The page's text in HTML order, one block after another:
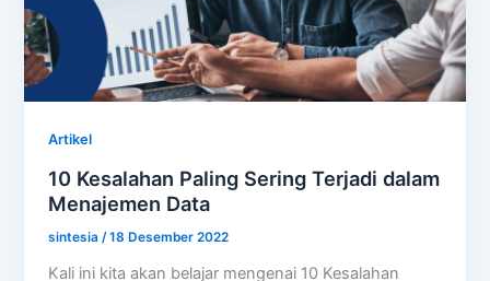
Artikel
10 Kesalahan Paling Sering Terjadi dalam
Menajemen Data
sintesia/18 Desember 2022
Kali ini kita akan belajar mengenai 10 Kesalahan